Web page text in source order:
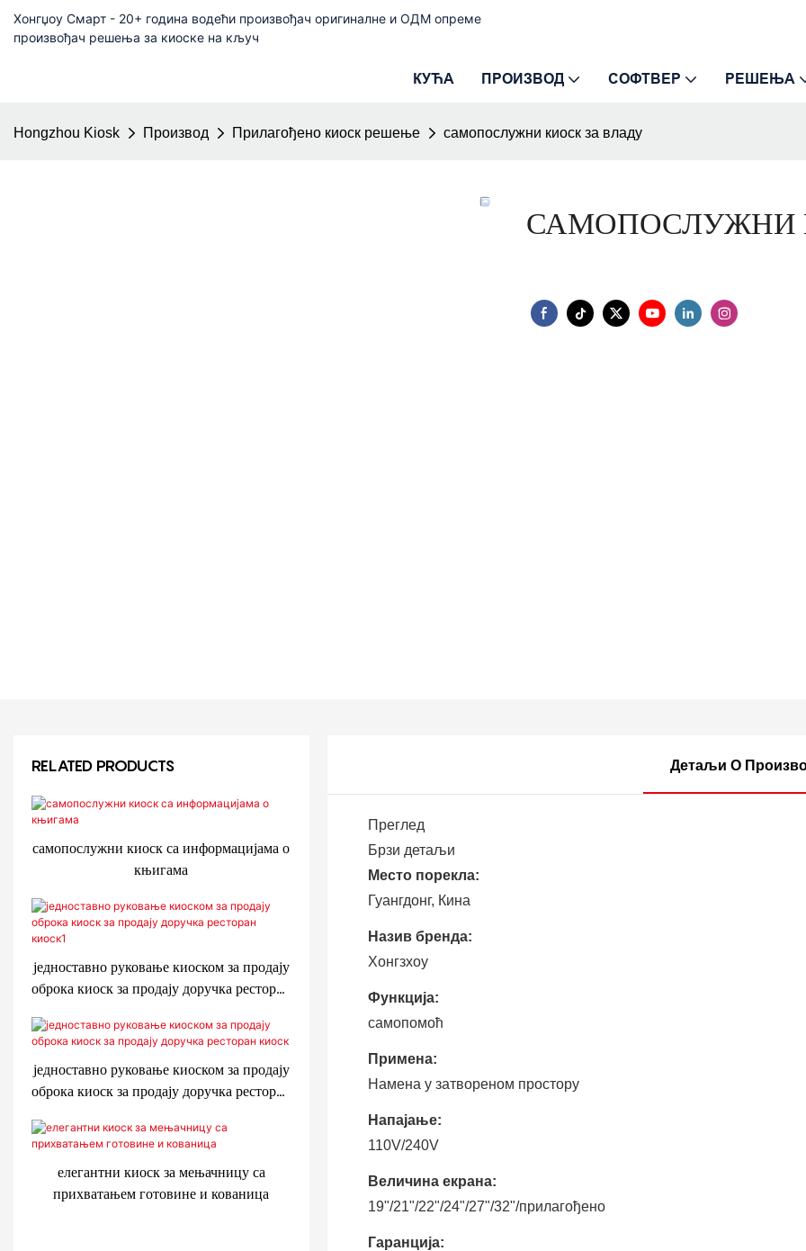
Хонгџоу Смарт - 20+ година водећи произвођач оригиналне и ОДМ опреме
произвођач решења за киоске на кључ
КУЋА ПРОИЗВОД СОФТВЕР РЕШЕЊА
Hongzhou Kiosk Производ Прилагођено киоск решење самопослужни киоск за владу
САМОПОСЛУЖНИ
Детаљи О
Преглед
Брзи детаљи
Место порекла:
Гуангдонг, Кина
Назив бренда:
Хонгзхоу
Функција:
самопомоћ
Примена:
Намена у затвореном простору
Напајање:
110V/240V
Величина екрана:
19"/21"/22"/24"/27"/32"/прилагођено
Гаранција:
RELATED PRODUCTS
самопослужни киоск са информацијама о
књигама
једноставно руковање киоском за продају
оброка киоск за продају доручка ресторан
једноставно руковање киоском за продају
оброка киоск за продају доручка ресторан
елегантни киоск за мењачницу са
прихватањем готовине и кованица